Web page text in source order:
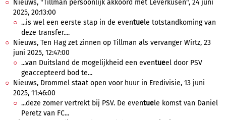
Nieuws, "Tillman persoonlijk akkoord met Leverkusen", 24 juni
2025, 20:13:00
...is wel een eerste stap in de eventuele totstandkoming van
deze transfer....
Nieuws, Ten Hag zet zinnen op Tillman als vervanger Wirtz, 23
juni 2025, 12:47:00
...van Duitsland de mogelijkheid een eventueel door PSV
geaccepteerd bod te...
Nieuws, Drommel staat open voor huur in Eredivisie, 13 juni
2025, 11:46:00
...deze zomer vertrekt bij PSV. De eventuele komst van Daniel
Peretz van FC...